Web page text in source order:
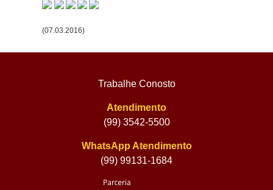
(07.03.2016)
Trabalhe Conosto
Atendimento
(99) 3542-5500
WhatsApp Atendimento
(99) 99131-1684